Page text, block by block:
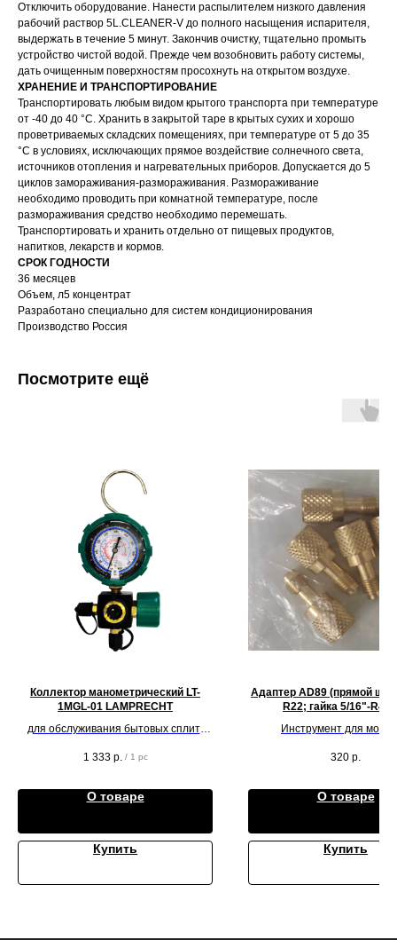
Отключить оборудование. Нанести распылителем низкого давления
рабочий раствор 5L.CLEANER-V до полного насыщения испарителя,
выдержать в течение 5 минут. Закончив очистку, тщательно промыть
устройство чистой водой. Прежде чем возобновить работу системы,
дать очищенным поверхностям просохнуть на открытом воздухе.
ХРАНЕНИЕ И ТРАНСПОРТИРОВАНИЕ
Транспортировать любым видом крытого транспорта при температуре
от -40 до 40 °С. Хранить в закрытой таре в крытых сухих и хорошо
проветриваемых складских помещениях, при температуре от 5 до 35
°С в условиях, исключающих прямое воздействие солнечного света,
источников отопления и нагревательных приборов. Допускается до 5
циклов замораживания-размораживания. Размораживание
необходимо проводить при комнатной температуре, после
размораживания средство необходимо перемешать.
Транспортировать и хранить отдельно от пищевых продуктов,
напитков, лекарств и кормов.
СРОК ГОДНОСТИ
36 месяцев
Объем, л5 концентрат
Разработано специально для систем кондиционирования
Производство Россия
Посмотрите ещё
Коллектор манометрический LT-
1MGL-01 LAMPRECHT
для обслуживания бытовых сплит-
1 333 р. / 1 pc
О товаре
Купить
Адаптер AD89 (прямой
R22; гайка 5/16"-
Инструмент для
320 р.
О товаре
Купить